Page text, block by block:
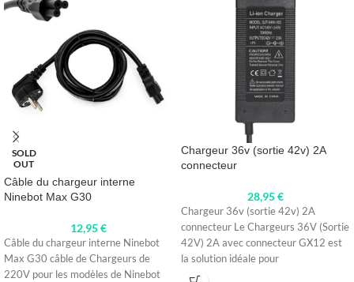
SOLD
OUT
Câble du chargeur interne
Ninebot Max G30
12,95€
Câble du chargeur interne Ninebot
Max G30 câble de Chargeurs de
220V pour les modèles de Ninebot
Chargeur 36v (sortie 42v) 2A
connecteur
28,95€
Chargeur 36v (sortie 42v) 2A
connecteur Le Chargeurs 36V (Sortie
42V) 2A avec connecteur GX12 est
la solution idéale pour